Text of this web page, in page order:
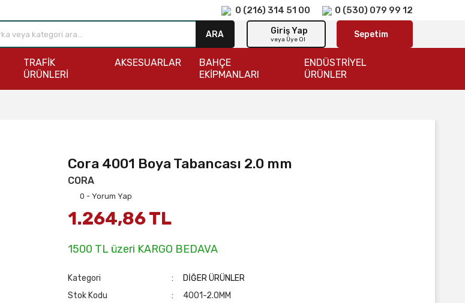
0 (216) 314 51 00 0 (530) 079 99 12
ARA Giriş Yap
veya Üye Ol Sepetim
TRAFİK
ÜRÜNLERİ
AKSESUARLAR
BAHÇE
EKİPMANLARI
ENDÜSTRİYEL
ÜRÜNLER
Cora 4001 Boya Tabancası 2.0 mm
CORA
0 - Yorum Yap
1.264,86 TL
1500 TL üzeri KARGO BEDAVA
Kategori
DİĞER ÜRÜNLER
Stok Kodu
4001-2.0MM